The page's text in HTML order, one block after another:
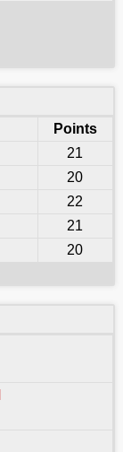
Points
21
20
22
21
20